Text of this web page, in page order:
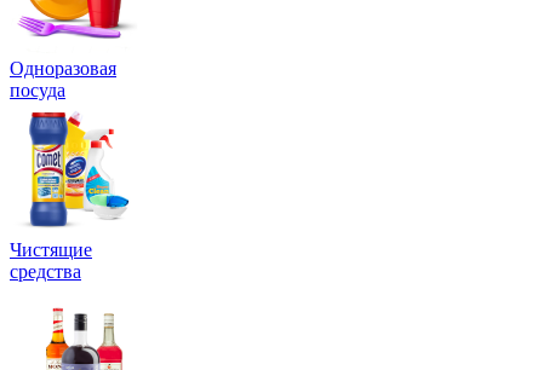
Одноразовая
посуда
Чистящие
средства